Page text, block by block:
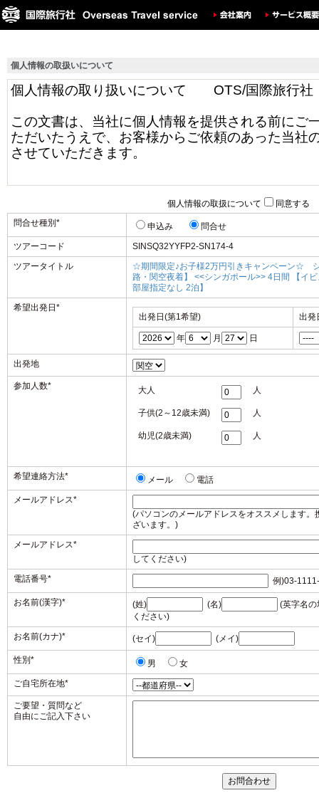
個人情報の取扱いについて
個人情報の取扱について
同意する
問合せ種別 * 申込み
問合せ
ツアーコード
SINSQ32YYFP2-SN174-4
ツアータイトル
☆期間限定♪お子様2万円引きキャンペーン☆
路・関空夜着】 <<シンガポール>> 4日間 【イ
部屋指定なし 2泊】
希望出発日 *
出発日(第1希望)
出発
年 月 日
出発地
参加人数* 大人 人
子供(2～12歳未満) 人
幼児(2歳未満) 人
希望連絡方法* メール
電話
メールアドレス*
(パソコンのメールアドレスをオススメします
ざいます。)
メールアドレス*
してください)
電話番号* 例)03-
お名前(漢字)* (姓) (名)
(英字名
ください)
お名前(カナ)* (セイ) (メイ)
性別 * 男
女
ご自宅所在地*
ご要望・質問など
自由にご記入下さい